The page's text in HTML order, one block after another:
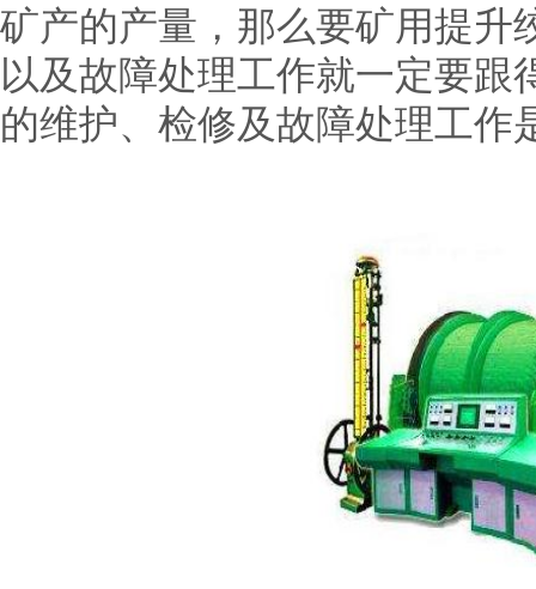
矿产的产量，那么要矿用提升
以及故障处理工作就一定要
的维护、检修及故障处理工作